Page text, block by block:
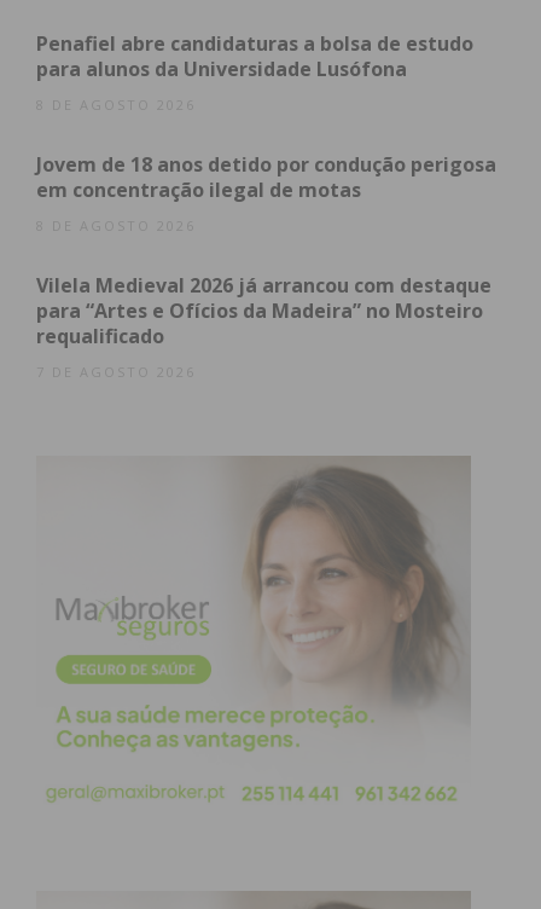
ação de deteção e aconselhamento sobre os
cuidados da saúde na visão.
Subscreva a newsletter do
Assine nossa newsletter por e-mail e
obtenha de forma regular a informação
Eu li e concordo com os
termos e
condições
Penafiel abre candidaturas a bolsa de estudo
para alunos da Universidade Lusófona
8 DE AGOSTO 2026
Jovem de 18 anos detido por condução perigosa
em concentração ilegal de motas
8 DE AGOSTO 2026
Vilela Medieval 2026 já arrancou com destaque
para “Artes e Ofícios da Madeira” no Mosteiro
requalificado
7 DE AGOSTO 2026